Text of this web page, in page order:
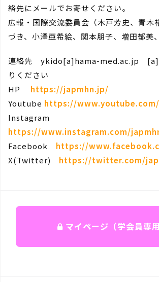
絡先にメールでお寄せください。
広報・国際交流委員会（木戸芳史、青木
づき、小澤亜希絵、関本朋子、増田郁美
連絡先 ykido[a]hama-med.ac.jp [a]
りください
HP
https://japmhn.jp/
Youtube https://www.youtube.com/
Instagram
https://www.instagram.com/
Facebook https://
X(Twitter) https://twitter.com/
マイページ（学会員専用